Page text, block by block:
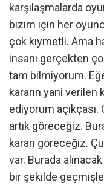
karşılaşmalarda
bizim için her
çok kıymetli. Ama
insanı gerçekten
tam bilmiyorum.
kararın yani verilen
ediyorum
artık göreceğiz.
kararı göreceğiz.
var. Burada
bir şekilde